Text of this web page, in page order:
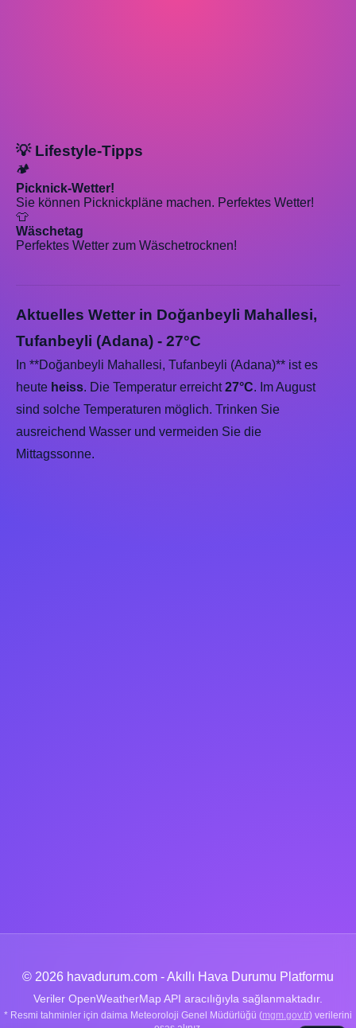
💡 Lifestyle-Tipps
🏕️
Picknick-Wetter!
Sie können Picknickpläne machen. Perfektes Wetter!
👕
Wäschetag
Perfektes Wetter zum Wäschetrocknen!
Aktuelles Wetter in Doğanbeyli Mahallesi,
Tufanbeyli (Adana) - 27°C
In **Doğanbeyli Mahallesi, Tufanbeyli (Adana)** ist es
heute heiss. Die Temperatur erreicht27°C. Im August
sind solche Temperaturen möglich. Trinken Sie
ausreichend Wasser und vermeiden Sie die
Mittagssonne.
© 2026 havadurum.com - Akıllı Hava Durumu Platformu
Veriler OpenWeatherMap API aracılığıyla sağlanmaktadır.
* Resmi tahminler için daima Meteoroloji Genel Müdürlüğü (mgm.gov.tr) verilerini